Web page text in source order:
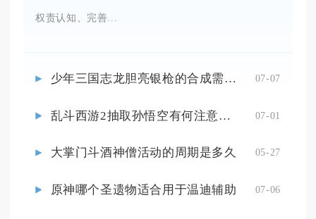
权责认知、完善...
少年三国志龙胆亮银枪的合成需求有哪些 07-07
乱斗西游2抽取孙悟空有何注意事项 07-01
大掌门斗酒神僧活动的周期是多久 05-27
原神哪个圣遗物适合用于温迪辅助 07-06